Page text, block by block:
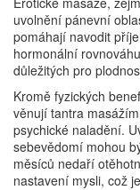
uvolnění pánevní
pomáhají navodit
hormonální
důležitých pro
Kromě fyzických
věnují tantra
psychické naladění.
sebevědomí mohou
měsíců nedaří
nastavení mysli, což